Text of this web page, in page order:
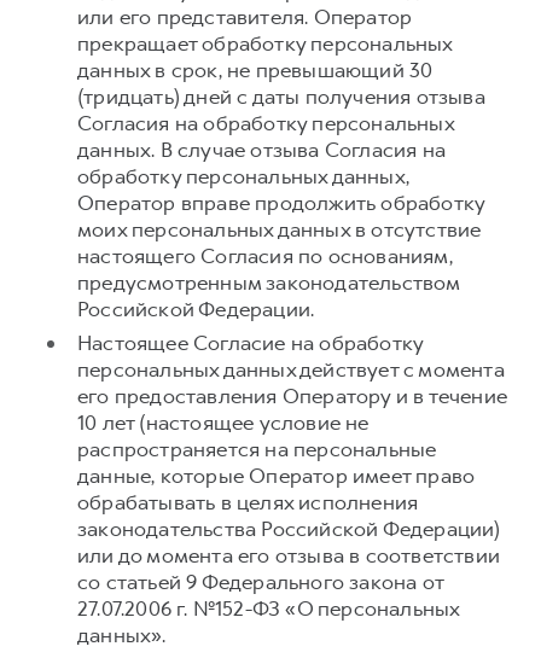
или его представителя. Оператор
прекращает обработку персональных
данных в срок, не превышающий 30
(тридцать) дней с даты получения отзыва
Согласия на обработку персональных
данных. В случае отзыва Согласия на
обработку персональных данных,
Оператор вправе продолжить обработку
моих персональных данных в отсутствие
настоящего Согласия по основаниям,
предусмотренным законодательством
Российской Федерации.
Настоящее Согласие на обработку
персональных данных действует с момента
его предоставления Оператору и в течение
10 лет (настоящее условие не
распространяется на персональные
данные, которые Оператор имеет право
обрабатывать в целях исполнения
законодательства Российской Федерации)
или до момента его отзыва в соответствии
со статьей 9 Федерального закона от
27.07.2006 г. №152-ФЗ «О персональных
данных».